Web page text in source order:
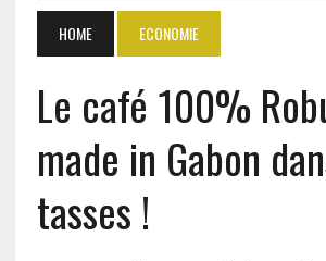
HOME ECONOMIE
Le café 100%
made in Gabon
tasses !